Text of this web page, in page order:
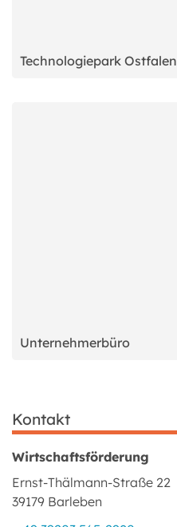
Technologiepark Ostfalen
Unternehmerbüro
Kontakt
Wirtschaftsförderung
Ernst-Thälmann-Straße 22
39179 Barleben